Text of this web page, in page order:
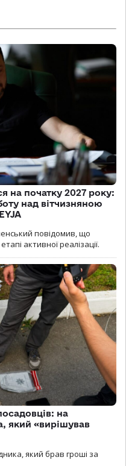
на початку 2027 року:
над вітчизняною
повідомив, що
активної реалізації.
на
який «вирішував
який брав гроші за